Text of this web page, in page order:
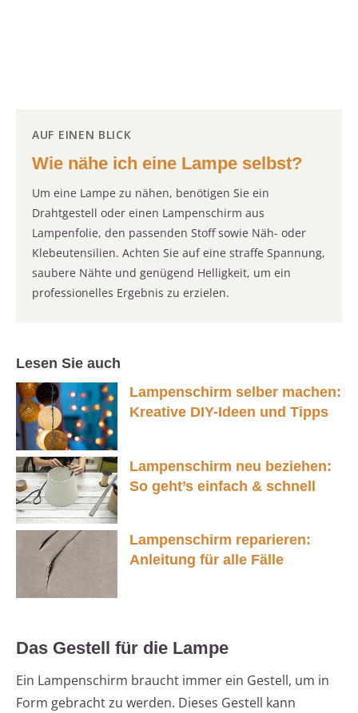
AUF EINEN BLICK
Wie nähe ich eine Lampe selbst?
Um eine Lampe zu nähen, benötigen Sie ein
Drahtgestell oder einen Lampenschirm aus
Lampenfolie, den passenden Stoff sowie Näh- oder
Klebeutensilien. Achten Sie auf eine straffe Spannung,
saubere Nähte und genügend Helligkeit, um ein
professionelles Ergebnis zu erzielen.
Lesen Sie auch
Lampenschirm selber machen:
Kreative DIY-Ideen und Tipps
Lampenschirm neu beziehen:
So geht’s einfach & schnell
Lampenschirm reparieren:
Anleitung für alle Fälle
Das Gestell für die Lampe
Ein Lampenschirm braucht immer ein Gestell, um in
Form gebracht zu werden. Dieses Gestell kann